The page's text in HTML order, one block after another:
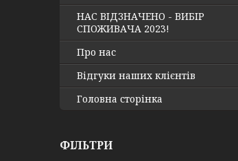
НАС ВІДЗНАЧЕНО - ВИБІР
СПОЖИВАЧА 2023!
Про нас
Відгуки наших клієнтів
Головна сторінка
ФІЛЬТРИ